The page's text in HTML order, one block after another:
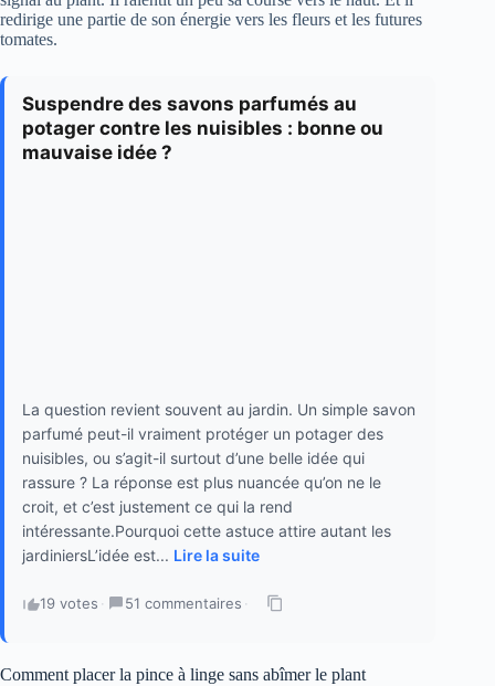
redirige une partie de son énergie vers les fleurs et les futures
tomates.
Suspendre des savons parfumés au
potager contre les nuisibles : bonne ou
mauvaise idée ?
La question revient souvent au jardin. Un simple savon
parfumé peut-il vraiment protéger un potager des
nuisibles, ou s’agit-il surtout d’une belle idée qui
rassure ? La réponse est plus nuancée qu’on ne le
croit, et c’est justement ce qui la rend
intéressante.Pourquoi cette astuce attire autant les
jardiniersL’idée est... Lire la suite
19 votes · 51 commentaires ·
Comment placer la pince à linge sans abîmer le plant